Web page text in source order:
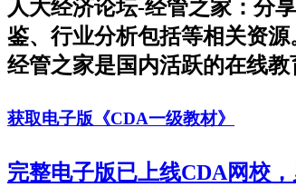
人大经济论坛-经管之家：分
鉴、行业分析包括等相关资源
经管之家是国内活跃的在线教
获取电子版《CDA一级教材》
完整电子版已上线CDA网校